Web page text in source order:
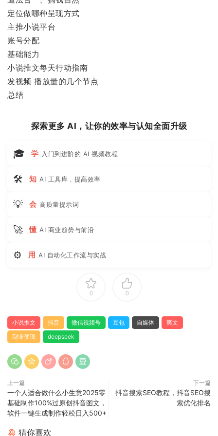
定位做哪种呈现方式
主推小说平台
账号分配
基础能力
小说推文每天行动指南
发视频 播放量的几个节点
总结
探索更多 AI，让你的效率与认知全面升级
🎓 学 入门到进阶的 AI 视频教程
🛠 知 AI 工具库，提高效率
💡 会 高质量提示词
🚀 懂 AI 商业趋势与前沿
⚙ 用 AI 自动化工作流与实战
0 0
小说推文 抖音 微信视频号 豆包 自媒体
爽文
副业变现
deepseek
上一篇
一个人适合做什么小生意2025零
基础制作100%过原创抖音图文，
软件一键生成制作轻松日入500+
下一篇
抖音搜索SEO教程，抖音SEO搜
索优化排名
猜你喜欢